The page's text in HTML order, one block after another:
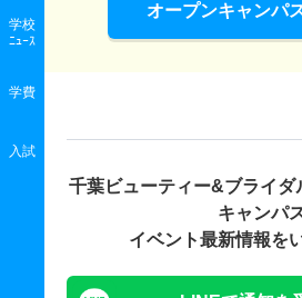
学校
ﾆｭｰｽ
学費
入試
オープンキャンパ
千葉ビューティー&ブライダ
キャンパ
イベント最新情報を